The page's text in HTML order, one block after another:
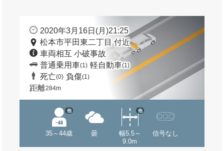
2020年3月16日(月)21:25
松本市平田東二丁目 付近
車両相互 小破事故
普通乗用車(1) 軽自動車(1)
死亡(0) 負傷(1)
距離284m
35～44歳
他
曇
幅5.5～
9.0m
他
信号なし